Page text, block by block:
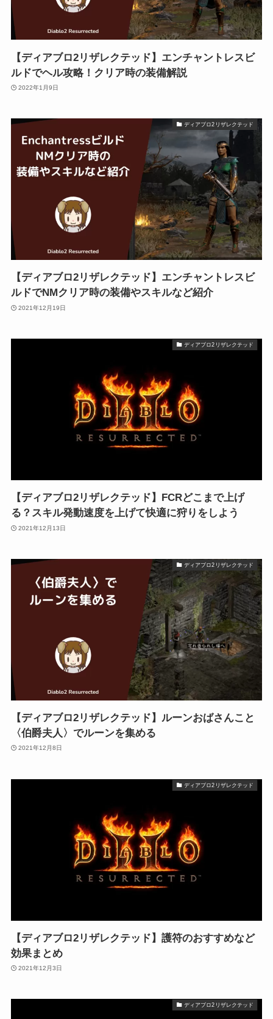
【ディアブロ2リザレクテッド】エンチャントレスビ
ルドでヘル攻略！クリア時の装備解説
2022年1月9日
ディアブロ2リザレクテッド
【ディアブロ2リザレクテッド】エンチャントレスビ
ルドでNMクリア時の装備やスキルなど紹介
2021年12月19日
ディアブロ2リザレクテッド
【ディアブロ2リザレクテッド】FCRどこまで上げ
る？スキル発動速度を上げて快適に狩りをしよう
2021年12月13日
ディアブロ2リザレクテッド
【ディアブロ2リザレクテッド】ルーンおばさんこと
〈伯爵夫人〉でルーンを集める
2021年12月8日
ディアブロ2リザレクテッド
【ディアブロ2リザレクテッド】護符のおすすめなど
効果まとめ
2021年12月3日
ディアブロ2リザレクテッド